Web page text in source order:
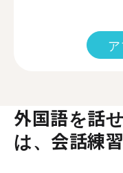
外国語を話
は、会話練